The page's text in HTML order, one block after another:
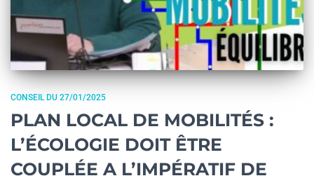
CONSEIL DU 27/01/2025
PLAN LOCAL DE MOBILITÉS :
L’ÉCOLOGIE DOIT ÊTRE
COUPLÉE A L’IMPÉRATIF DE